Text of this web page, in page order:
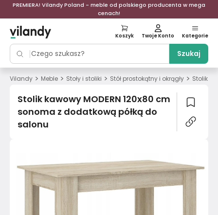
PREMIERA! Vilandy Poland - meble od polskiego producenta w mega
cenach!
Szukaj
Koszyk Twoje Konto Kategorie
Vilandy > Meble > Stoły i stoliki > Stół prostokątny i okrągły > Stolik
Stolik kawowy MODERN 120x80 cm
sonoma z dodatkową półką do
salonu